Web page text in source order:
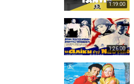
1:19:00
1:26:00